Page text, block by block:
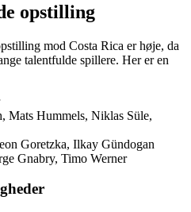
opstilling
mod Costa Rica er høje, da
talentfulde spillere. Her er en
Mats Hummels, Niklas Süle,
Goretzka, Ilkay Gündogan
Gnabry, Timo Werner